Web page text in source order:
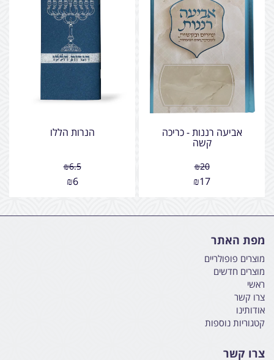
אביעה רננות - כריכה
קשה
₪20
₪17
הנרות הללו
₪6.5
₪6
מפת האתר
מוצרים פופולריים
מוצרים חדשים
ראשי
צרו קשר
אודותינו
קטגוריות נוספות
צרו קשר